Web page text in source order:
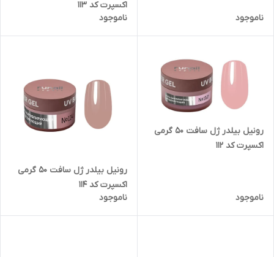
ناموجود
اکسپرت کد 113
ناموجود
رونیل بیلدر ژل سافت 50 گرمی
اکسپرت کد 112
ناموجود
رونیل بیلدر ژل سافت 50 گرمی
اکسپرت کد 114
ناموجود